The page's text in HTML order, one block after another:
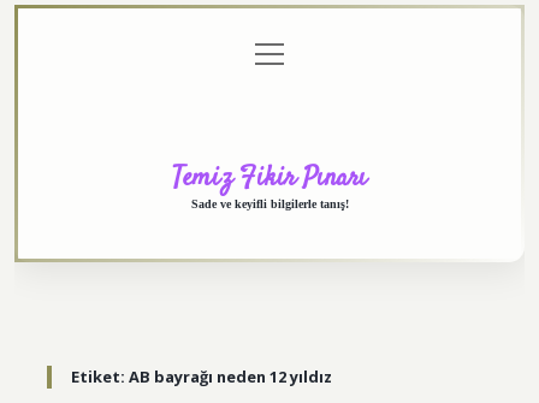
menüyü
aç
Temiz Fikir Pınarı
Sade ve keyifli bilgilerle tanış!
Etiket: AB bayrağı neden 12 yıldız